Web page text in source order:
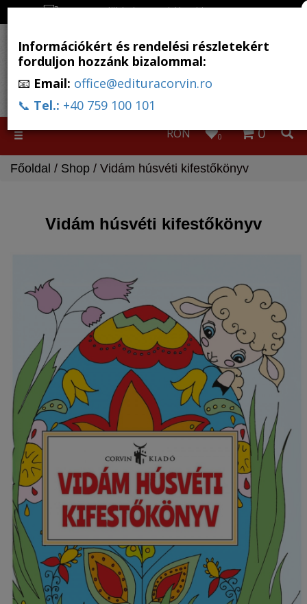
Ingyenes szállítás, ha a rendelés több, mint 500 RON
Toggle
0
0
RON
Főoldal / Shop / Vidám húsvéti kifestőkönyv
Vidám húsvéti kifestőkönyv
Információkért és rendelési részletekért
forduljon hozzánk bizalommal:
📧 Email: office@edituracorvin.ro
📞 Tel.: +40 759 100 101